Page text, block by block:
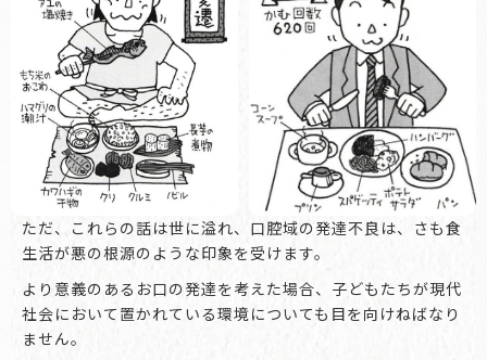
ただ、これらの話は世に溢れ、口腔域の発達不良は、さも食
生活が悪の根源のような印象を受けます。
より意義のあるお口の発達を考えた場合、子どもたちが現代
社会において置かれている環境についても目を向けねばなり
ません。